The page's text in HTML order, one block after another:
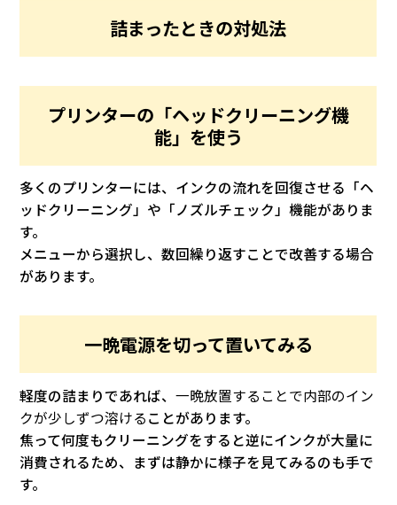
詰まったときの対処法
プリンターの「ヘッドクリーニング機
能」を使う
多くのプリンターには、インクの流れを回復させる「ヘ
ッドクリーニング」や「ノズルチェック」機能がありま
す。
メニューから選択し、数回繰り返すことで改善する場合
があります。
一晩電源を切って置いてみる
軽度の詰まりであれば、一晩放置することで内部のイン
クが少しずつ溶けることがあります。
焦って何度もクリーニングをすると逆にインクが大量に
消費されるため、まずは静かに様子を見てみるのも手で
す。